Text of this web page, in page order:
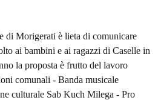
di Morigerati è lieta di comunicare
ai bambini e ai ragazzi di Caselle in
la proposta è frutto del lavoro
comunali - Banda musicale
culturale Sab Kuch Milega - Pro